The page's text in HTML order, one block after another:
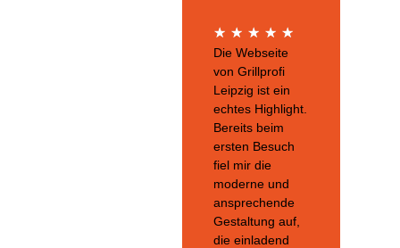
★ ★ ★ ★ ★
Die Webseite
von Grillprofi
Leipzig ist ein
echtes Highlight.
Bereits beim
ersten Besuch
fiel mir die
moderne und
ansprechende
Gestaltung auf,
die einladend